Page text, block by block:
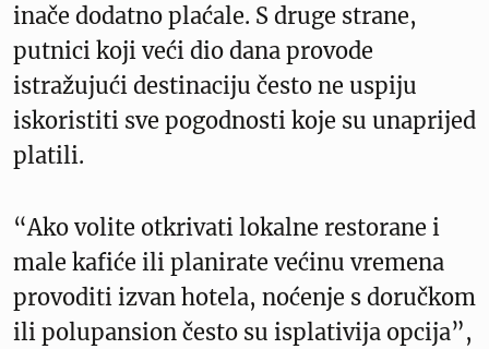
inače dodatno plaćale. S druge strane,
putnici koji veći dio dana provode
istražujući destinaciju često ne uspiju
iskoristiti sve pogodnosti koje su unaprijed
platili.
“Ako volite otkrivati lokalne restorane i
male kafiće ili planirate većinu vremena
provoditi izvan hotela, noćenje s doručkom
ili polupansion često su isplativija opcija”,